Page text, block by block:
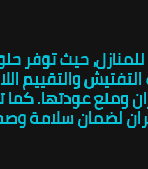
حيث توفر
والتقييم
ومنع عودتها.
لضمان سلامة